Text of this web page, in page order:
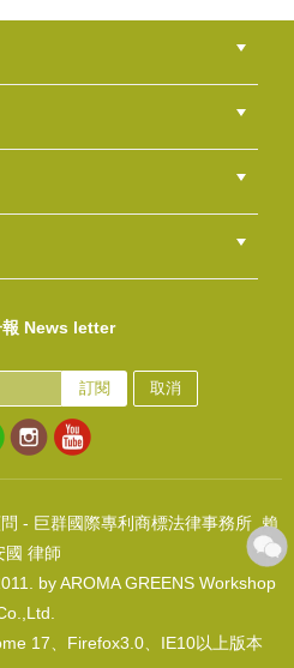
31.54)
典圖騰-紅絲絨
31.54)
報 News letter
訂閱 取消
- 巨群國際專利商標法律事務所 賴
國 律師
by AROMA GREENS Workshop
17、Firefox3.0、IE10以上版本